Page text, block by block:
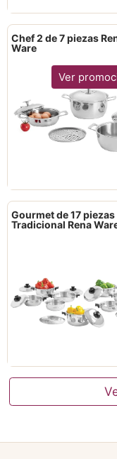
Chef 2 de 7 piezas
Ware
Ver
Gourmet de 17 piezas
Tradicional Rena